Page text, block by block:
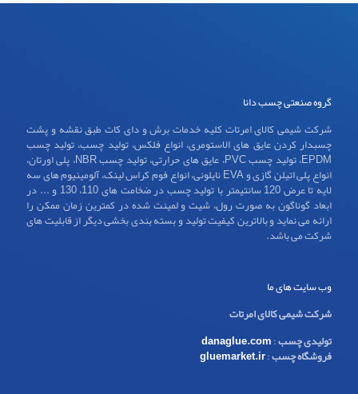
گروه صنعتی چسب دانا
شرکت شیمی کالای امرتات کلیه خدمات برش و دای کات طبق نقشه و پشت
چسبدار کردن عایق های الاستومری، انواع فلکس، تولید چسب، تولید چسب
EPDM، تولید چسب PVC، عایق های حرارتی، تولید چسب NBR، پلی اورتان،
انواع پلی اتیلن گازی و EVA نایلونی، انواع فوم کراس لینک، آلومینیوم های سه
لایه تا عرض 120 سانتیمتر با تولید چسب در ضخامت های 110، 130 و ... در
ابعاد گوناگون به صورت رول، شیت و لمینت شده در کمترین زمان ممکن را
ارائه می نماید و بالاترین کیفیت تولید و بسته بندی بخشی دیگر از قابلیت های
شرکت می باشد.
وب سایت های ما
شرکت شیمی کالای امرتات
تولیدی چسب:
danaglue.com
فروشگاه چسب:
gluemarket.ir